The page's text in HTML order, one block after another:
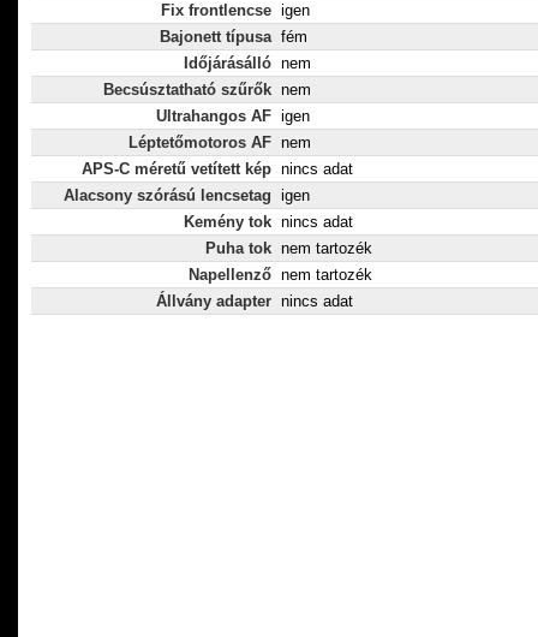
Fix frontlencse igen
Bajonett típusa fém
Időjárásálló nem
Becsúsztatható szűrők nem
Ultrahangos AF igen
Léptetőmotoros AF nem
APS-C méretű vetített kép nincs adat
Alacsony szórású lencsetag igen
Kemény tok nincs adat
Puha tok nem tartozék
Napellenző nem tartozék
Állvány adapter nincs adat